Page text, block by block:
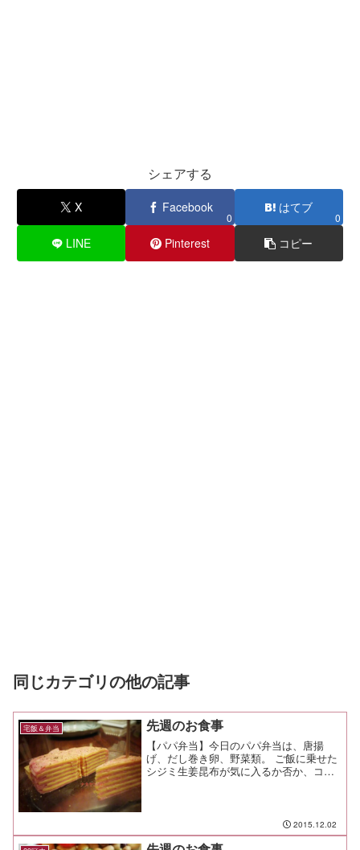
シェアする
X Facebook
0
はてブ
0
LINE Pinterest コピー
同じカテゴリの他の記事
宅飯＆弁当 先週のお食事
【パパ弁当】今日のパパ弁当は、唐揚
げ、だし巻き卵、野菜類。 ご飯に乗せた
シジミ生姜昆布が気に入るか否か、コレ
2015.12.02